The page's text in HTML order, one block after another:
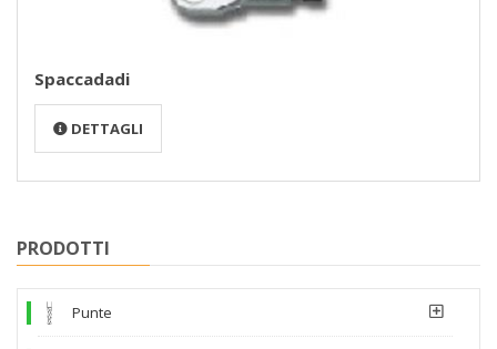
Spaccadadi
DETTAGLI
PRODOTTI
Punte